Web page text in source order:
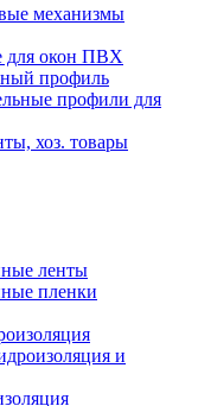
механизмы
для окон ПВХ
профиль
профили для
хоз. товары
ленты
пленки
и